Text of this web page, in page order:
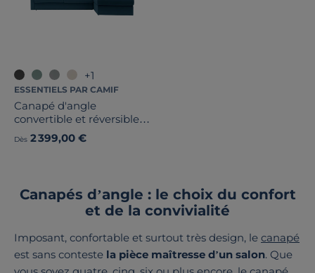
+1
ESSENTIELS PAR CAMIF
Canapé d'angle
convertible et réversible
tissu recyclé déhoussable
Aubin
Dès 2 399,00 €
Canapés d’angle : le choix du confort
et de la convivialité
Imposant, confortable et surtout très design, le canapé
est sans conteste la pièce maîtresse d’un salon. Que